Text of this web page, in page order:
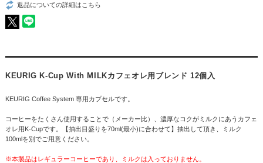
返品についての詳細はこちら
KEURIG K-Cup With MILKカフェオレ用ブレンド 12個入
KEURIG Coffee System 専用カプセルです。
コーヒーをたくさん使用することで（メーカー比）、濃厚なコクがミルクにあうカフェ
オレ用K-Cupです。【抽出目盛りを70ml(最小)に合わせて】抽出して頂き、ミルク
100mlを別でご用意ください。
※本製品はレギュラーコーヒーであり、ミルクは入っておりません。